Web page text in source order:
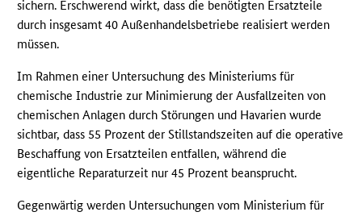
sichern. Erschwerend wirkt, dass die benötigten Ersatzteile
durch insgesamt 40 Außenhandelsbetriebe realisiert werden
müssen.
Im Rahmen einer Untersuchung des Ministeriums für
chemische Industrie zur Minimierung der Ausfallzeiten von
chemischen Anlagen durch Störungen und Havarien wurde
sichtbar, dass 55 Prozent der Stillstandszeiten auf die operative
Beschaffung von Ersatzteilen entfallen, während die
eigentliche Reparaturzeit nur 45 Prozent beansprucht.
Gegenwärtig werden Untersuchungen vom Ministerium für